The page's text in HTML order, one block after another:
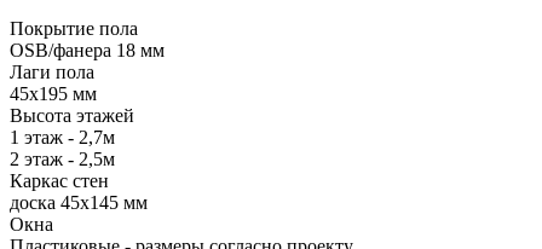
Покрытие пола
ОSB/фанера 18 мм
Лаги пола
45х195 мм
Высота этажей
1 этаж - 2,7м
2 этаж - 2,5м
Каркас стен
доска 45х145 мм
Окна